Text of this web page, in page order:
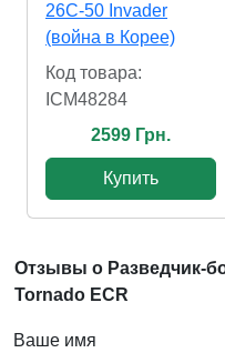
26С-50 Invader
(война в Корее)
Код товара:
ICM48284
2599 Грн.
Купить
Отзывы о Разведчик-
Tornado ECR
Ваше имя